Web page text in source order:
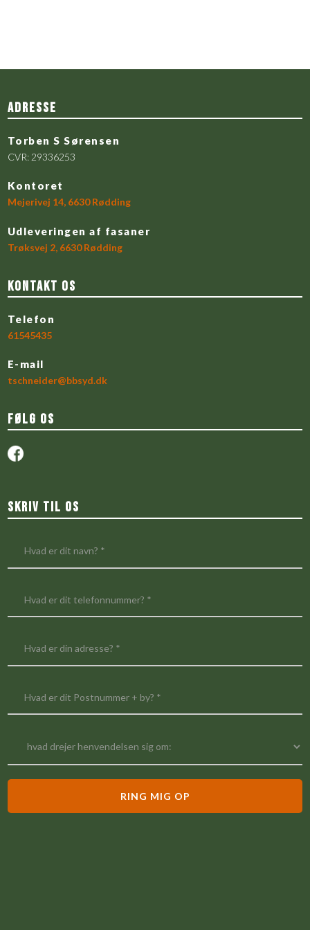
Adresse
​Torben S Sørensen​
CVR: 29336253
Kontoret
Mejerivej 14, 6630 Rødding
Udleveringen af fasaner
​Trøksvej 2, 6630 Rødding
Kontakt os
​Telefon
61545435
​E-mail
tschneider@bbsyd.dk
Følg os
S​kriv til os